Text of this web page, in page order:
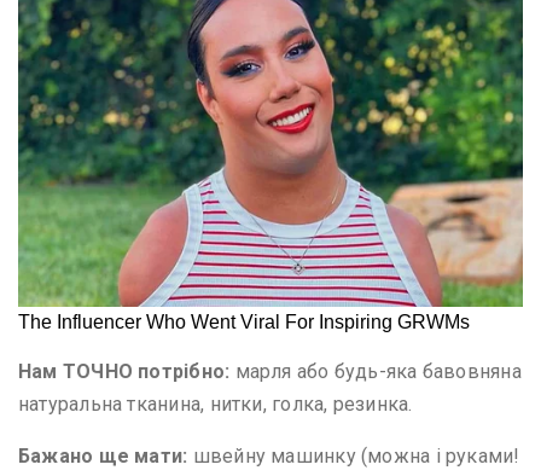
Нам ТОЧНО потрібно: марля або будь-яка бавовняна
натуральна тканина, нитки, голка, резинка.
Бажано ще мати: швейну машинку (можна і руками!